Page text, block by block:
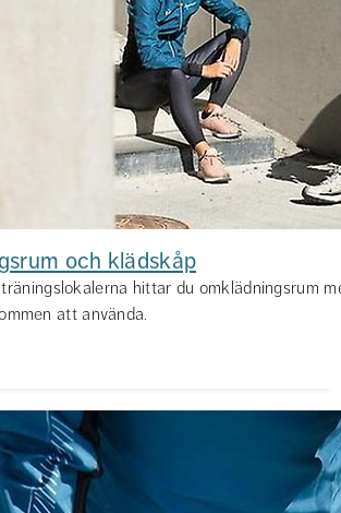
och klädskåp
hittar du omklädningsrum
att använda.